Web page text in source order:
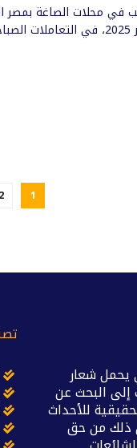
في محلات الصاغة بمصر
اليوم الخميس الموافق 16 أكتوبر 2025، في
1
2
يحمل شعار
إلى البحث عن
للأحداث
ذلك من حق